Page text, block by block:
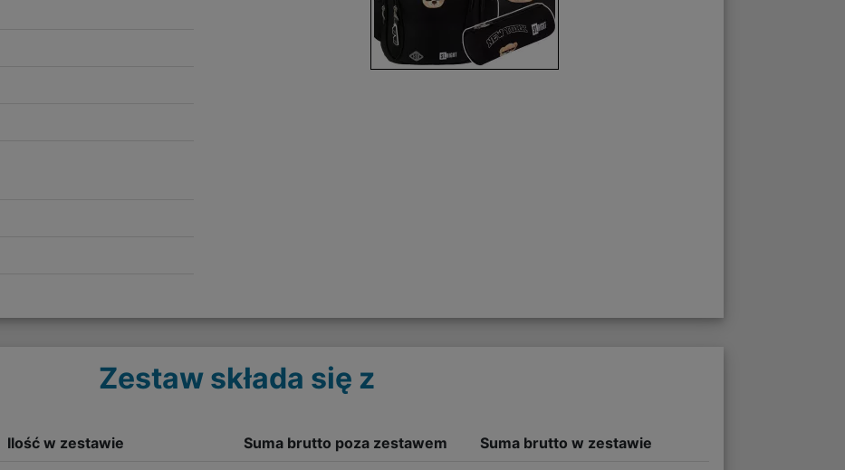
Zestaw składa się z
Ilość w zestawie Suma brutto poza zestawem Suma brutto w zestawie